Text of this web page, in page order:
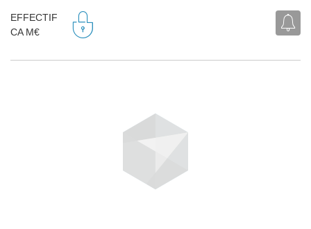
EFFECTIF
CA M€